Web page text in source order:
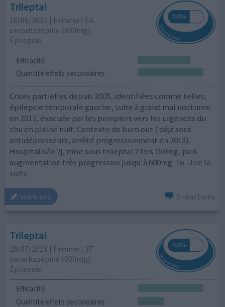
Trileptal
16/09/2021 | Femme | 54
oxcarbazépine (600mg)
Épilepsie
Efficacité
Quantité effets secondaires
Crises partielles depuis 2005, identifiées comme telles,
épilepsie temporale gauche, suite à grand mal nocturne
en 2012, évacuée par les pompiers vers les urgences du
chu en pleine nuit. Contexte de burn out ( déjà sous
antidépresseurs, arrêté progressivement en 2013).
Hospitalisée 2j, mise sous trileptal 2 fois 150mg, puis
augmentation très progressive jusqu'à 600mg. To ...lire la
suite
votre avis 0 réactions
Trileptal
28/07/2019 | Femme | 37
oxcarbazépine (600mg)
Épilepsie
Efficacité
Quantité effets secondaires